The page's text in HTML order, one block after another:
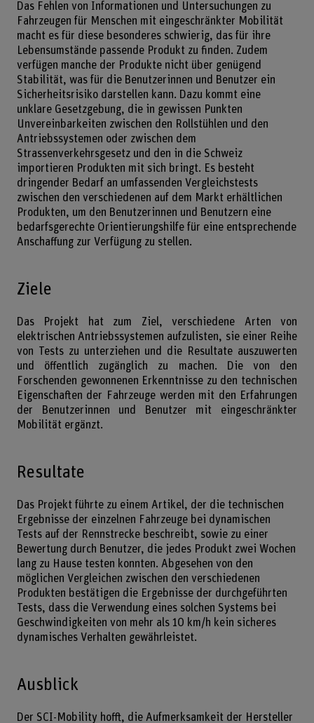
Das Fehlen von Informationen und Untersuchungen zu
Fahrzeugen für Menschen mit eingeschränkter Mobilität
macht es für diese besonderes schwierig, das für ihre
Lebensumstände passende Produkt zu finden. Zudem
verfügen manche der Produkte nicht über genügend
Stabilität, was für die Benutzerinnen und Benutzer ein
Sicherheitsrisiko darstellen kann. Dazu kommt eine
unklare Gesetzgebung, die in gewissen Punkten
Unvereinbarkeiten zwischen den Rollstühlen und den
Antriebssystemen oder zwischen dem
Strassenverkehrsgesetz und den in die Schweiz
importieren Produkten mit sich bringt. Es besteht
dringender Bedarf an umfassenden Vergleichstests
zwischen den verschiedenen auf dem Markt erhältlichen
Produkten, um den Benutzerinnen und Benutzern eine
bedarfsgerechte Orientierungshilfe für eine entsprechende
Anschaffung zur Verfügung zu stellen.
Ziele
Das Projekt hat zum Ziel, verschiedene Arten von
elektrischen Antriebssystemen aufzulisten, sie einer Reihe
von Tests zu unterziehen und die Resultate auszuwerten
und öffentlich zugänglich zu machen. Die von den
Forschenden gewonnenen Erkenntnisse zu den technischen
Eigenschaften der Fahrzeuge werden mit den Erfahrungen
der Benutzerinnen und Benutzer mit eingeschränkter
Mobilität ergänzt.
Resultate
Das Projekt führte zu einem Artikel, der die technischen
Ergebnisse der einzelnen Fahrzeuge bei dynamischen
Tests auf der Rennstrecke beschreibt, sowie zu einer
Bewertung durch Benutzer, die jedes Produkt zwei Wochen
lang zu Hause testen konnten. Abgesehen von den
möglichen Vergleichen zwischen den verschiedenen
Produkten bestätigen die Ergebnisse der durchgeführten
Tests, dass die Verwendung eines solchen Systems bei
Geschwindigkeiten von mehr als 10 km/h kein sicheres
dynamisches Verhalten gewährleistet.
Ausblick
Der SCI-Mobility hofft, die Aufmerksamkeit der Hersteller